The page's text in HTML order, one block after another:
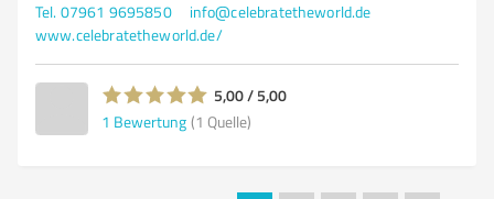
Tel. 07961 9695850
info@celebratetheworld.de
www.celebratetheworld.de/
5,00 / 5,00
1 Bewertung (1 Quelle)